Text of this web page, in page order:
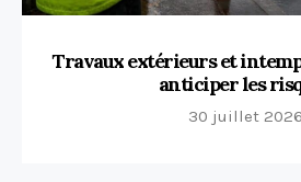
Travaux extérieurs et
anticiper les
30 juillet 2026